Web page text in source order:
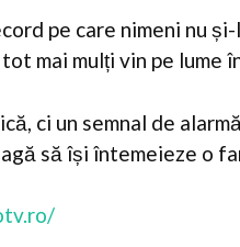
pe care nimeni nu
mai mulți vin pe lume
ci un semnal de
să își întemeieze o